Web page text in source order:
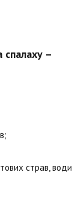
спалаху –
страв, води